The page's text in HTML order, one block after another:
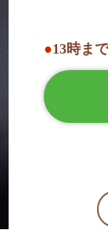
●13時ま